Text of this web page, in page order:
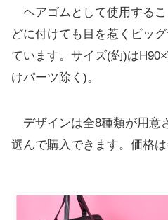
ヘアゴムとして使用する
どに付けても目を惹くビッ
ています。サイズ(約)は
けパーツ除く)。
デザインは全8種類が用意
選んで購入できます。価格は